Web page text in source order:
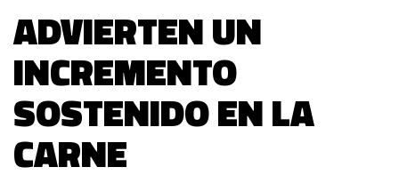
ADVIERTEN UN
INCREMENTO
SOSTENIDO EN LA
CARNE